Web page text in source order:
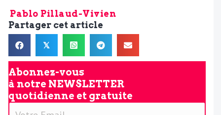
Pablo Pillaud-Vivien
Partager cet article
𝕏
Abonnez-vous
à notre NEWSLETTER
quotidienne et gratuite
V